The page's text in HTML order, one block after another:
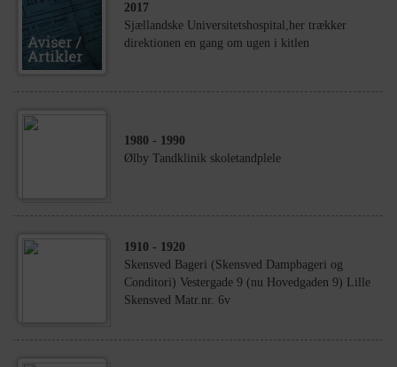
2017
Sjællandske Universitetshospital,her trækker
direktionen en gang om ugen i kitlen
1980 - 1990
Ølby Tandklinik skoletandplele
1910 - 1920
Skensved Bageri (Skensved Dampbageri og
Conditori) Vestergade 9 (nu Hovedgaden 9) Lille
Skensved Matr.nr. 6v